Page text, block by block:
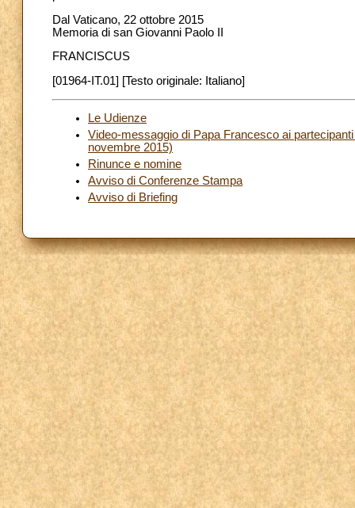
Dal Vaticano, 22 ottobre 2015
Memoria di san Giovanni Paolo II
FRANCISCUS
[01964-IT.01] [Testo originale: Italiano]
Le Udienze
Video-messaggio di Papa Francesco ai
novembre 2015)
Rinunce e nomine
Avviso di Conferenze Stampa
Avviso di Briefing